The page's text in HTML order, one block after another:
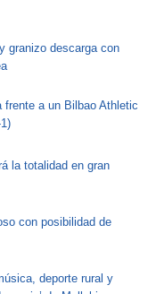
granizo descarga con
frente a un Bilbao Athletic
la totalidad en gran
con posibilidad de
deporte rural y